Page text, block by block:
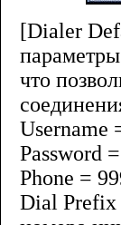
[Dialer
что
Username
Password
Phone =
Dial Prefix